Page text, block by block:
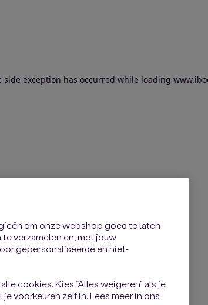
exception has occurred while loading
om onze webshop goed te laten
verzamelen en, met jouw
gepersonaliseerde en niet-
cookies. Kies “Alles weigeren” als je
voorkeuren zelf in. Lees meer in ons